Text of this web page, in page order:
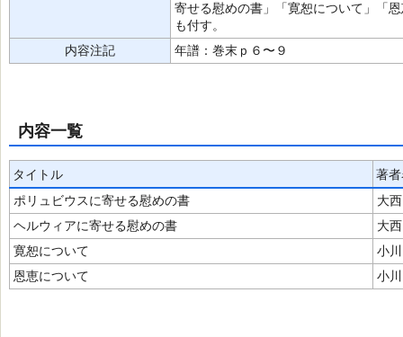
寄せる慰めの書」「寛恕について」「
も付す。
内容注記
年譜：巻末ｐ６〜９
内容一覧
タイトル
著
ポリュビウスに寄せる慰めの書
大
ヘルウィアに寄せる慰めの書
大
寛恕について
小
恩恵について
小